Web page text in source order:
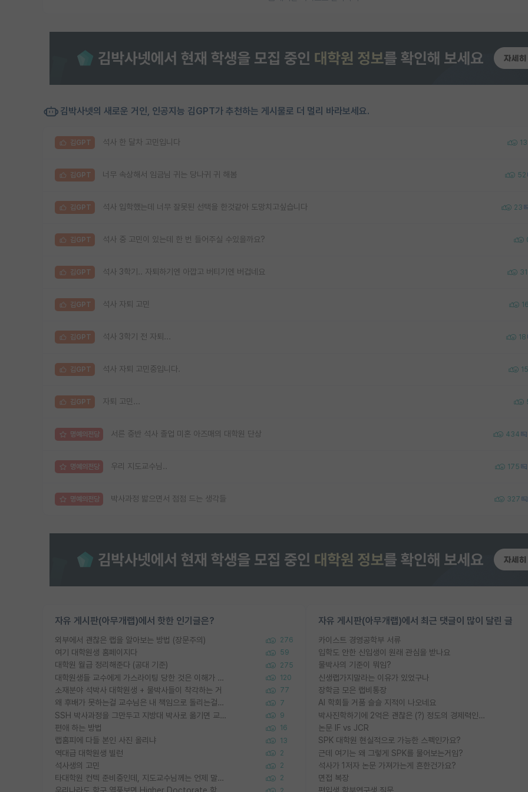
김박사넷의 새로운 거인, 인공지능 김GPT가 추천하는 게시물로 더 멀리 바라보세요.
김GPT 석사 한 달차 고민입니다 13
김GPT 너무 속상해서 임금님 귀는 당나귀 귀 해봄 52
김GPT 석사 입학했는데 너무 잘못된 선택을 한것같아 도망치고싶습니다 23
김GPT 석사 중 고민이 있는데 한 번 들어주실 수있을까요?
김GPT 석사 3학기.. 자퇴하기엔 아깝고 버티기엔 버겁네요 31
김GPT 석사 자퇴 고민
김GPT 석사 3학기 전 자퇴... 18
김GPT 석사 자퇴 고민중입니다. 15
김GPT 자퇴 고민...
명예의전당 서른 중반 석사 졸업 미혼 아즈매의 대학원 단상 434
명예의전당 우리 지도교수님.. 175
명예의전당 박사과정 밟으면서 점점 드는 생각들 327
자유 게시판(아무개랩)에서 핫한 인기글은?
외부에서 괜찮은 랩을 알아보는 방법 (장문주의) 276
여기 대학원생 홈페이지다 59
대학원 월급 정리해준다 (공대 기준) 275
대학원생들 교수에게 가스라이팅 당한 것은 이해가 갑니다. 안타깝네요. 120
소재분야 석박사 대학원생 + 물박사들이 착각하는 거 77
왜 후배가 못하는걸 교수님은 내 책임으로 돌리는걸까요? 7
SSH 박사과정을 그만두고 지방대 박사로 옮기면 교수의 꿈은 끝일까요? 9
편애 하는 방법 16
랩홈피에 다들 본인 사진 올리냐 13
역대급 대학원생 빌런 2
석사생의 고민 2
타대학원 컨텍 준비중인데, 지도교수님께는 언제 말씀드려야 할까요? 2
자유 게시판(아무개랩)에서 최근 댓글이 많이 달린 글
카이스트 경영공학부 서류
입학도 안한 신입생이 원래 관심을 받나요
물박사의 기준이 뭐임?
신생랩가지말라는 이유가 있었구나
장학금 모은 랩비통장
AI 학회들 거품 슬슬 지적이 나오네요
박사진학하기에 2억은 괜찮은 (?) 정도의 경제력인가요
논문 IF vs JCR
SPK 대학원 현실적으로 가능한 스펙인가요?
근데 여기는 왜 그렇게 SPK를 물어보는거임?
석사가 1저자 논문 가져가는게 흔한건가요?
면접 복장